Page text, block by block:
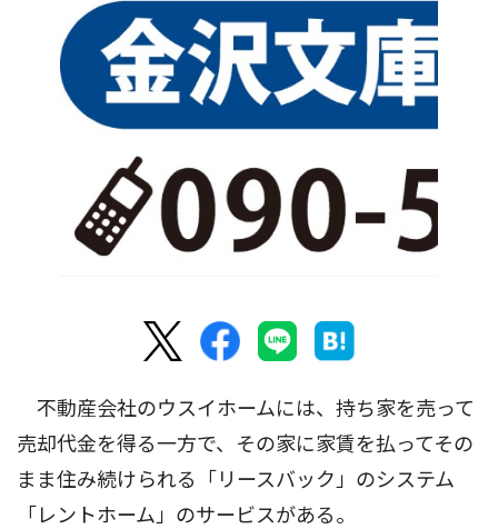
不動産会社のウスイホームには、持ち家を売って
売却代金を得る一方で、その家に家賃を払ってその
まま住み続けられる「リースバック」のシステム
「レントホーム」のサービスがある。